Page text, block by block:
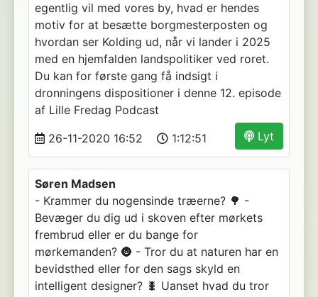
egentlig vil med vores by, hvad er hendes
motiv for at besætte borgmesterposten og
hvordan ser Kolding ud, når vi lander i 2025
med en hjemfalden landspolitiker ved roret.
Du kan for første gang få indsigt i
dronningens dispositioner i denne 12. episode
af Lille Fredag Podcast
Lyt
26-11-2020 16:52 1:12:51
Søren Madsen
- Krammer du nogensinde træerne? 🌳 -
Bevæger du dig ud i skoven efter mørkets
frembrud eller er du bange for
mørkemanden? 🌚 - Tror du at naturen har en
bevidsthed eller for den sags skyld en
intelligent designer? 🐛 Uanset hvad du tror